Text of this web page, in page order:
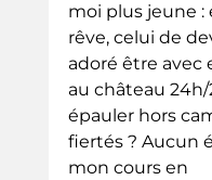
moi plus jeune
rêve, celui de
adoré être avec
au château 24h/
épauler hors
fiertés ? Aucun
mon cours en